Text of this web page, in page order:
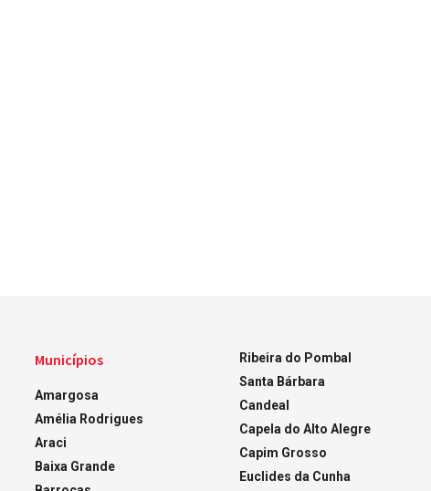
Municípios
Amargosa
Amélia Rodrigues
Araci
Baixa Grande
Ribeira do Pombal
Santa Bárbara
Candeal
Capela do Alto Alegre
Capim Grosso
Euclides da Cunha